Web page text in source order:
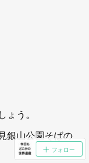
う。
銀山公園そばの
フォロー